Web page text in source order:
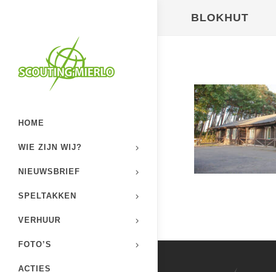
HOME
WIE ZIJN WIJ?
NIEUWSBRIEF
SPELTAKKEN
VERHUUR
FOTO’S
ACTIES
BLOKHUT